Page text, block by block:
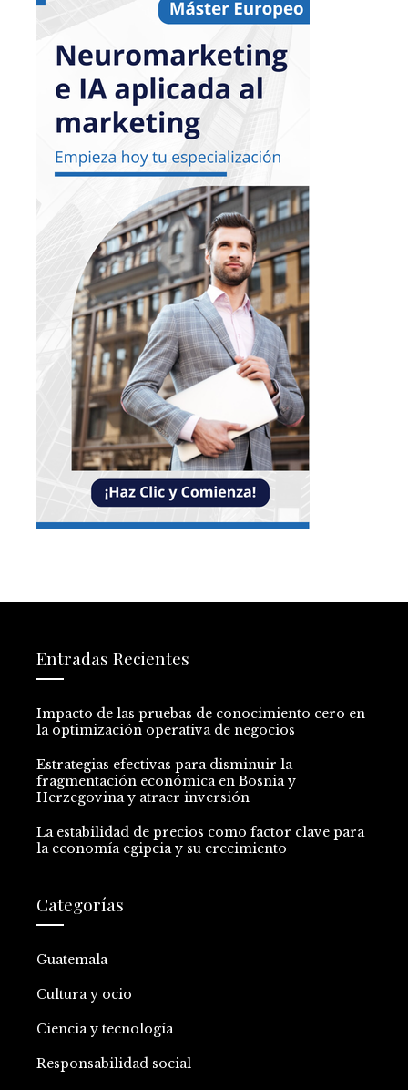
Entradas Recientes
Impacto de las pruebas de conocimiento cero en
la optimización operativa de negocios
Estrategias efectivas para disminuir la
fragmentación económica en Bosnia y
Herzegovina y atraer inversión
La estabilidad de precios como factor clave para
la economía egipcia y su crecimiento
Categorías
Guatemala
Cultura y ocio
Ciencia y tecnología
Responsabilidad social